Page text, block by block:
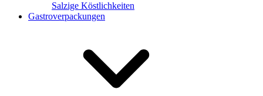
Salzige Köstlichkeiten
Gastroverpackungen